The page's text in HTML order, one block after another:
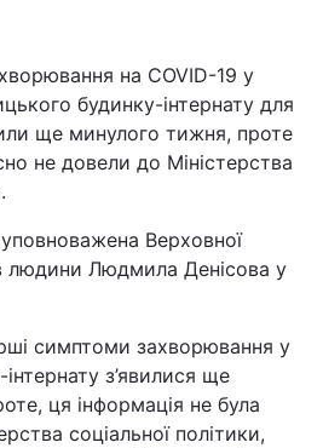
на COVID-19 у
будинку-інтернату для
ще минулого тижня, проте
не довели до Міністерства
Верховної
людини Людмила Денісова у
симптоми захворювання у
з’явилися ще
ця інформація не була
соціальної політики,